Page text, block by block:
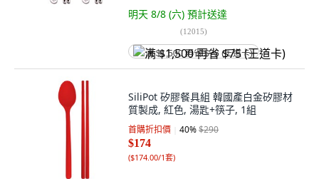
明天 8/8 (六) 預計送達
(12015)
满 $1,500 再省 $75 (王道卡)
SiliPot 矽膠餐具組 韓國產白金矽膠材
質製成, 紅色, 湯匙+筷子, 1組
首購折扣價 40%$290
$174
($174.00/1套)